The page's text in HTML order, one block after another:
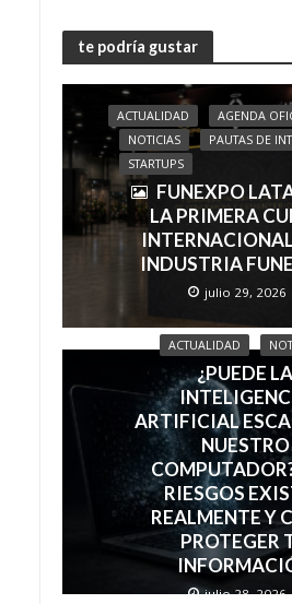
te podría gustar
ACTUALIDAD
AGENDA
NOTICIAS
PAUTAS DE
STARTUPS
FUNEXPO
LA PRIMERA
INDUSTRIA
julio 29, 2026
ACTUALIDAD
¿PUEDE LA
ARTIFICIAL
NUESTRO
RIESGOS
REALMENTE Y
PROTEGER
julio 28, 2026